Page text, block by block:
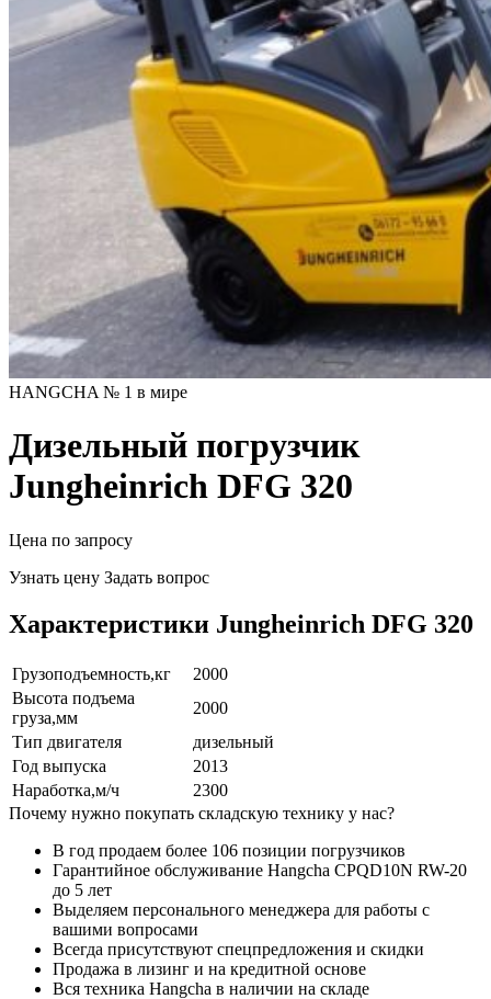
HANGCHA № 1 в мире
Дизельный погрузчик
Jungheinrich DFG 320
Цена по запросу
Узнать цену Задать вопрос
Характеристики Jungheinrich DFG 320
Грузоподъемность,кг
2000
Высота подъема
груза,мм
2000
Тип двигателя
дизельный
Год выпуска
2013
Наработка,м/ч
2300
Почему нужно покупать складскую технику у нас?
В год продаем более 106 позиции погрузчиков
Гарантийное обслуживание Hangcha CPQD10N RW-20
до 5 лет
Выделяем персонального менеджера для работы с
вашими вопросами
Всегда присутствуют спецпредложения и скидки
Продажа в лизинг и на кредитной основе
Вся техника Hangcha в наличии на складе